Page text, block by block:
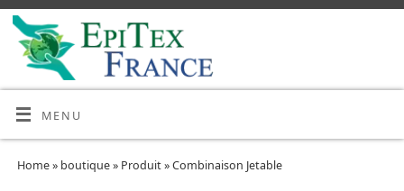
MENU
Home» boutique» Produit»Combinaison Jetable